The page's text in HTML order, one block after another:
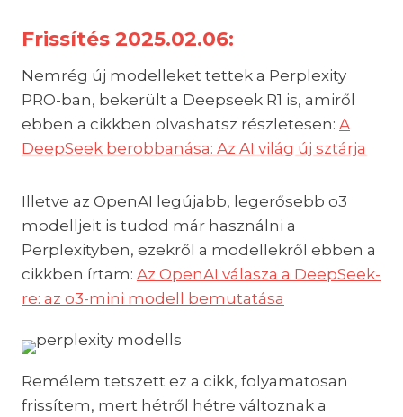
Frissítés 2025.02.06:
Nemrég új modelleket tettek a Perplexity
PRO-ban, bekerült a Deepseek R1 is, amiről
ebben a cikkben olvashatsz részletesen: A
DeepSeek berobbanása: Az AI világ új sztárja
Illetve az OpenAI legújabb, legerősebb o3
modelljeit is tudod már használni a
Perplexityben, ezekről a modellekről ebben a
cikkben írtam: Az OpenAI válasza a DeepSeek-
re: az o3-mini modell bemutatása
Remélem tetszett ez a cikk, folyamatosan
frissítem, mert hétről hétre változnak a